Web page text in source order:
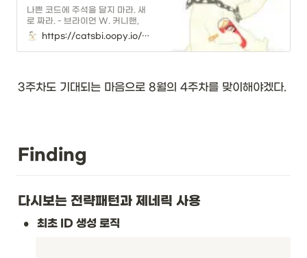
}\
\\
in
\t
개
변
타
입
}
나쁜 코드에 주석을 달지 마라. 새
로 짜라. - 브라이언 W. 커니핸,
P.J.플라우거
https://catsbi.oopy.io/735632dd-bed6-40a0-a1d9-adf0fcd9be5d
3주차도 기대되는 마음으로 8월의 4주차를 맞이해야겠다.
Finding
다시보는 전략패턴과 제네릭 사용
• 최초 ID 생성 로직